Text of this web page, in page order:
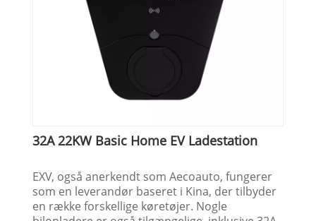
32A 22KW Basic Home EV Ladestation
EXV, også anerkendt som Aecoauto, fungerer
som en leverandør baseret i Kina, der tilbyder
en række forskellige køretøjer. Nogle